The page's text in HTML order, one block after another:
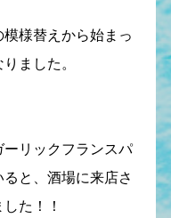
様替えから始まっ
ました。
リックフランスパ
と、酒場に来店さ
た！！